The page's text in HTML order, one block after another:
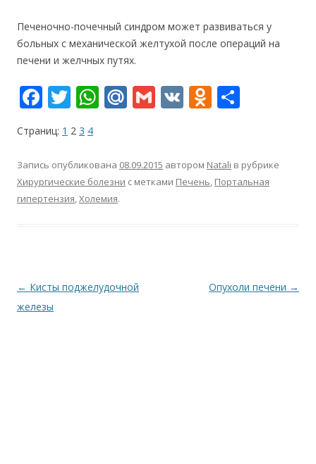
Печеночно-почечный синдром может развиваться у
больных с механической желтухой после операций на
печени и желчных путях.
F
ac
e
b
o
o
T
w
itt
er
W
s
A
p
M
R
u
G
l
V O
o
kl
ki
р
а
ь
Страниц: 1 2 3 4
Запись опубликована 08.09.2015 автором Natali в рубрике
Хирургические болезни с метками Печень, Портальная
гипертензия,Холемия.
Навигация
по
← Кисты поджелудочной
железы
Опухоли печени →